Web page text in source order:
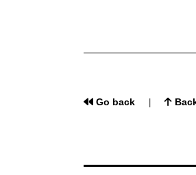
Go back